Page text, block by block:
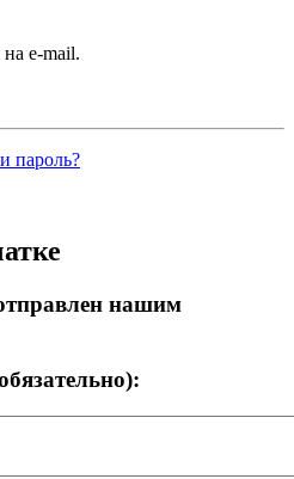
e-mail.
пароль?
нашим